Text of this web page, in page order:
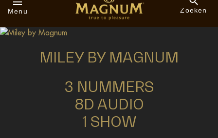
Menu Zoeken
MILEY BY MAGNUM
3 NUMMERS
8D AUDIO
1 SHOW